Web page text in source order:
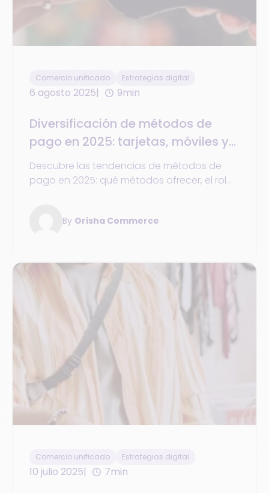
Comercio unificado Estrategias digital
6 agosto 2025 9min
Diversificación de métodos de
pago en 2025: tarjetas, móviles y
billeteras para mejorar la
experiencia del cliente
Descubre las tendencias de métodos de
pago en 2025: qué métodos ofrecer, el rol
By Orisha Commerce
Comercio unificado Estrategias digital
10 julio 2025 7min